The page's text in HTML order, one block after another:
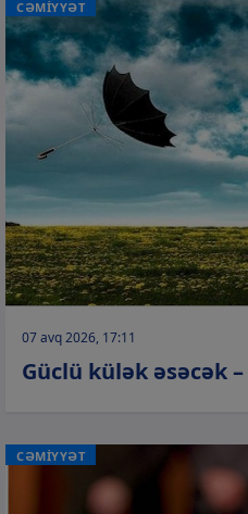
CƏMİYYƏT
07 avq 2026, 17:11
Güclü külək əsəcək –
CƏMİYYƏT